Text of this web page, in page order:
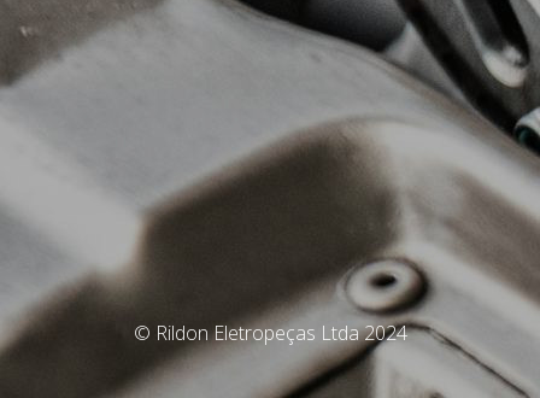
© Rildon Eletropeças Ltda 2024